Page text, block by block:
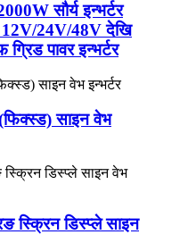
सौर्य इन्भर्टर
12V/24V/48V देखि
पावर इन्भर्टर
साइन वेभ
स्क्रिन डिस्प्ले साइन